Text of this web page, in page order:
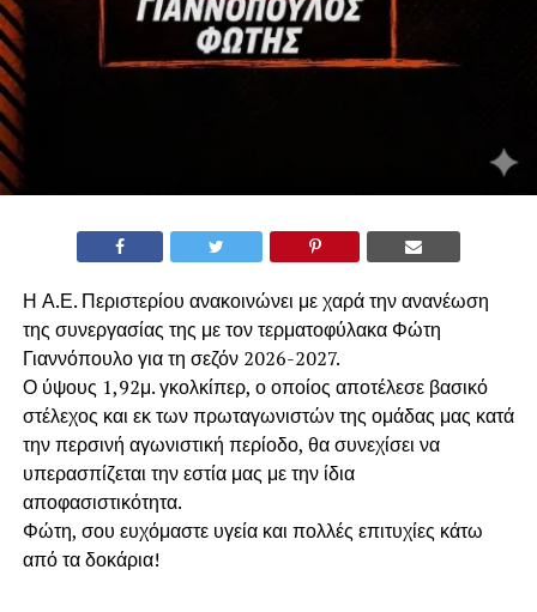
Η Α.Ε. Περιστερίου ανακοινώνει με χαρά την ανανέωση
της συνεργασίας της με τον τερματοφύλακα Φώτη
Γιαννόπουλο για τη σεζόν 2026-2027.
​Ο ύψους 1,92μ. γκολκίπερ, ο οποίος αποτέλεσε βασικό
στέλεχος και εκ των πρωταγωνιστών της ομάδας μας κατά
την περσινή αγωνιστική περίοδο, θα συνεχίσει να
υπερασπίζεται την εστία μας με την ίδια
αποφασιστικότητα.
​Φώτη, σου ευχόμαστε υγεία και πολλές επιτυχίες κάτω
από τα δοκάρια!